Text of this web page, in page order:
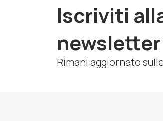
Iscriviti
newsletter
Rimani aggiornato